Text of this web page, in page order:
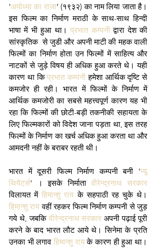
'अयोध्या का राजा’ (१९३२) का नाम लिया जाता है।
इस फिल्म का निर्माण मराठी के साथ-साथ हिन्दी
भाषा में भी हुआ था। प्रभात कम्पनी द्वारा देश की
सांस्कृतिक  से जुडी और अपनी माटी की महक वाली
फिल्मों का निर्माण होता उन फिल्मों में साहित्य और
नाटकों से जुड़े विषय ही अधिक हुआ करते थे। यही
कारण था कि प्रभात कम्पनी हमेशा आर्थिक दृष्टि से
कमजोर ही रही। भारत में फिल्मों के निर्माण में
आर्थिक कमजोरी का सबसे महत्त्वपूर्ण कारण यह भी
रहा कि फिल्मों की छोटी-बड़ी तकनीकी सहायता के
लिए फिल्मकारों को विदेश जाना पड़ता था, इस तरह
फिल्मों के निर्माण का खर्च अधिक हुआ करता था और
आमदनी नहीं के बराबर रहती थी।
भारत में दूसरी फिल्म निर्माण कम्पनी बनी 'न्यू
थियेटर्स' । इसके निर्माता वीरेन्द्रनाथ सरकार
विलायत में हिमान्शु राय
हिमान्शु राय वहीं रहकर फिल्म निर्माण कम्पनी से जुड़
गये थे, जबकि वीरेन्द्रनाथ सरकार अपनी पढ़ाई पूरी
करने के बाद भारत लौट आये थे। सिनेमा के प्रति
उनका भी लगाव हिमान्शु राय के कारण ही हुआ था।